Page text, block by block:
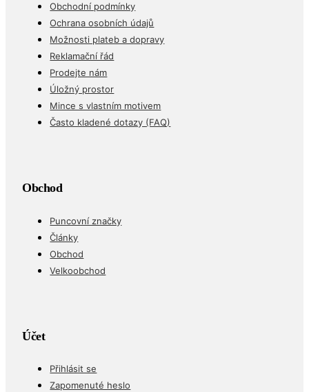
Obchodní podmínky
Ochrana osobních údajů
Možnosti plateb a dopravy
Reklamační řád
Prodejte nám
Úložný prostor
Mince s vlastním motivem
Často kladené dotazy (FAQ)
Obchod
Puncovní značky
Články
Obchod
Velkoobchod
Účet
Přihlásit se
Zapomenuté heslo